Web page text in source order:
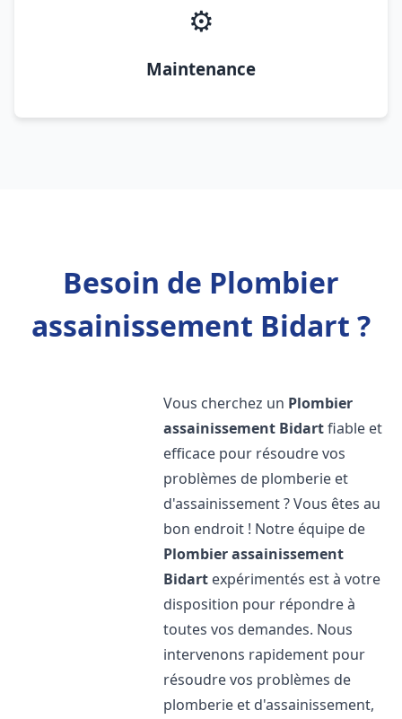
⚙️
Maintenance
Besoin de Plombier
assainissement Bidart ?
Vous cherchez un Plombier
assainissement Bidartfiable et
efficace pour résoudre vos
problèmes de plomberie et
d'assainissement ? Vous êtes au
bon endroit ! Notre équipe de
Plombier assainissement
Bidart expérimentés est à votre
disposition pour répondre à
toutes vos demandes. Nous
intervenons rapidement pour
résoudre vos problèmes de
plomberie et d'assainissement,